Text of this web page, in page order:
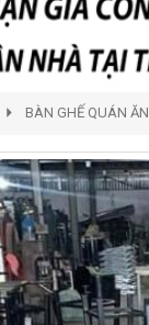
BÀN GHẾ QUÁN ĂN